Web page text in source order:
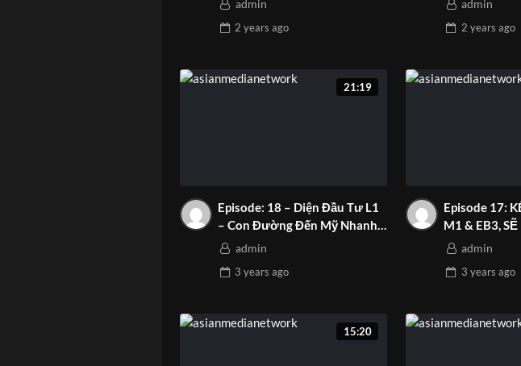
admin
2 years ago
admin
2 years ago
21:19
Episode: 18 – Diện Đầu Tư L1
– Con Đường Đến Mỹ Nhanh
Nhất!admin
3 years ago
Episode 17:
M1 & EB3,
KHÔNG?
admin
3 years ago
15:20